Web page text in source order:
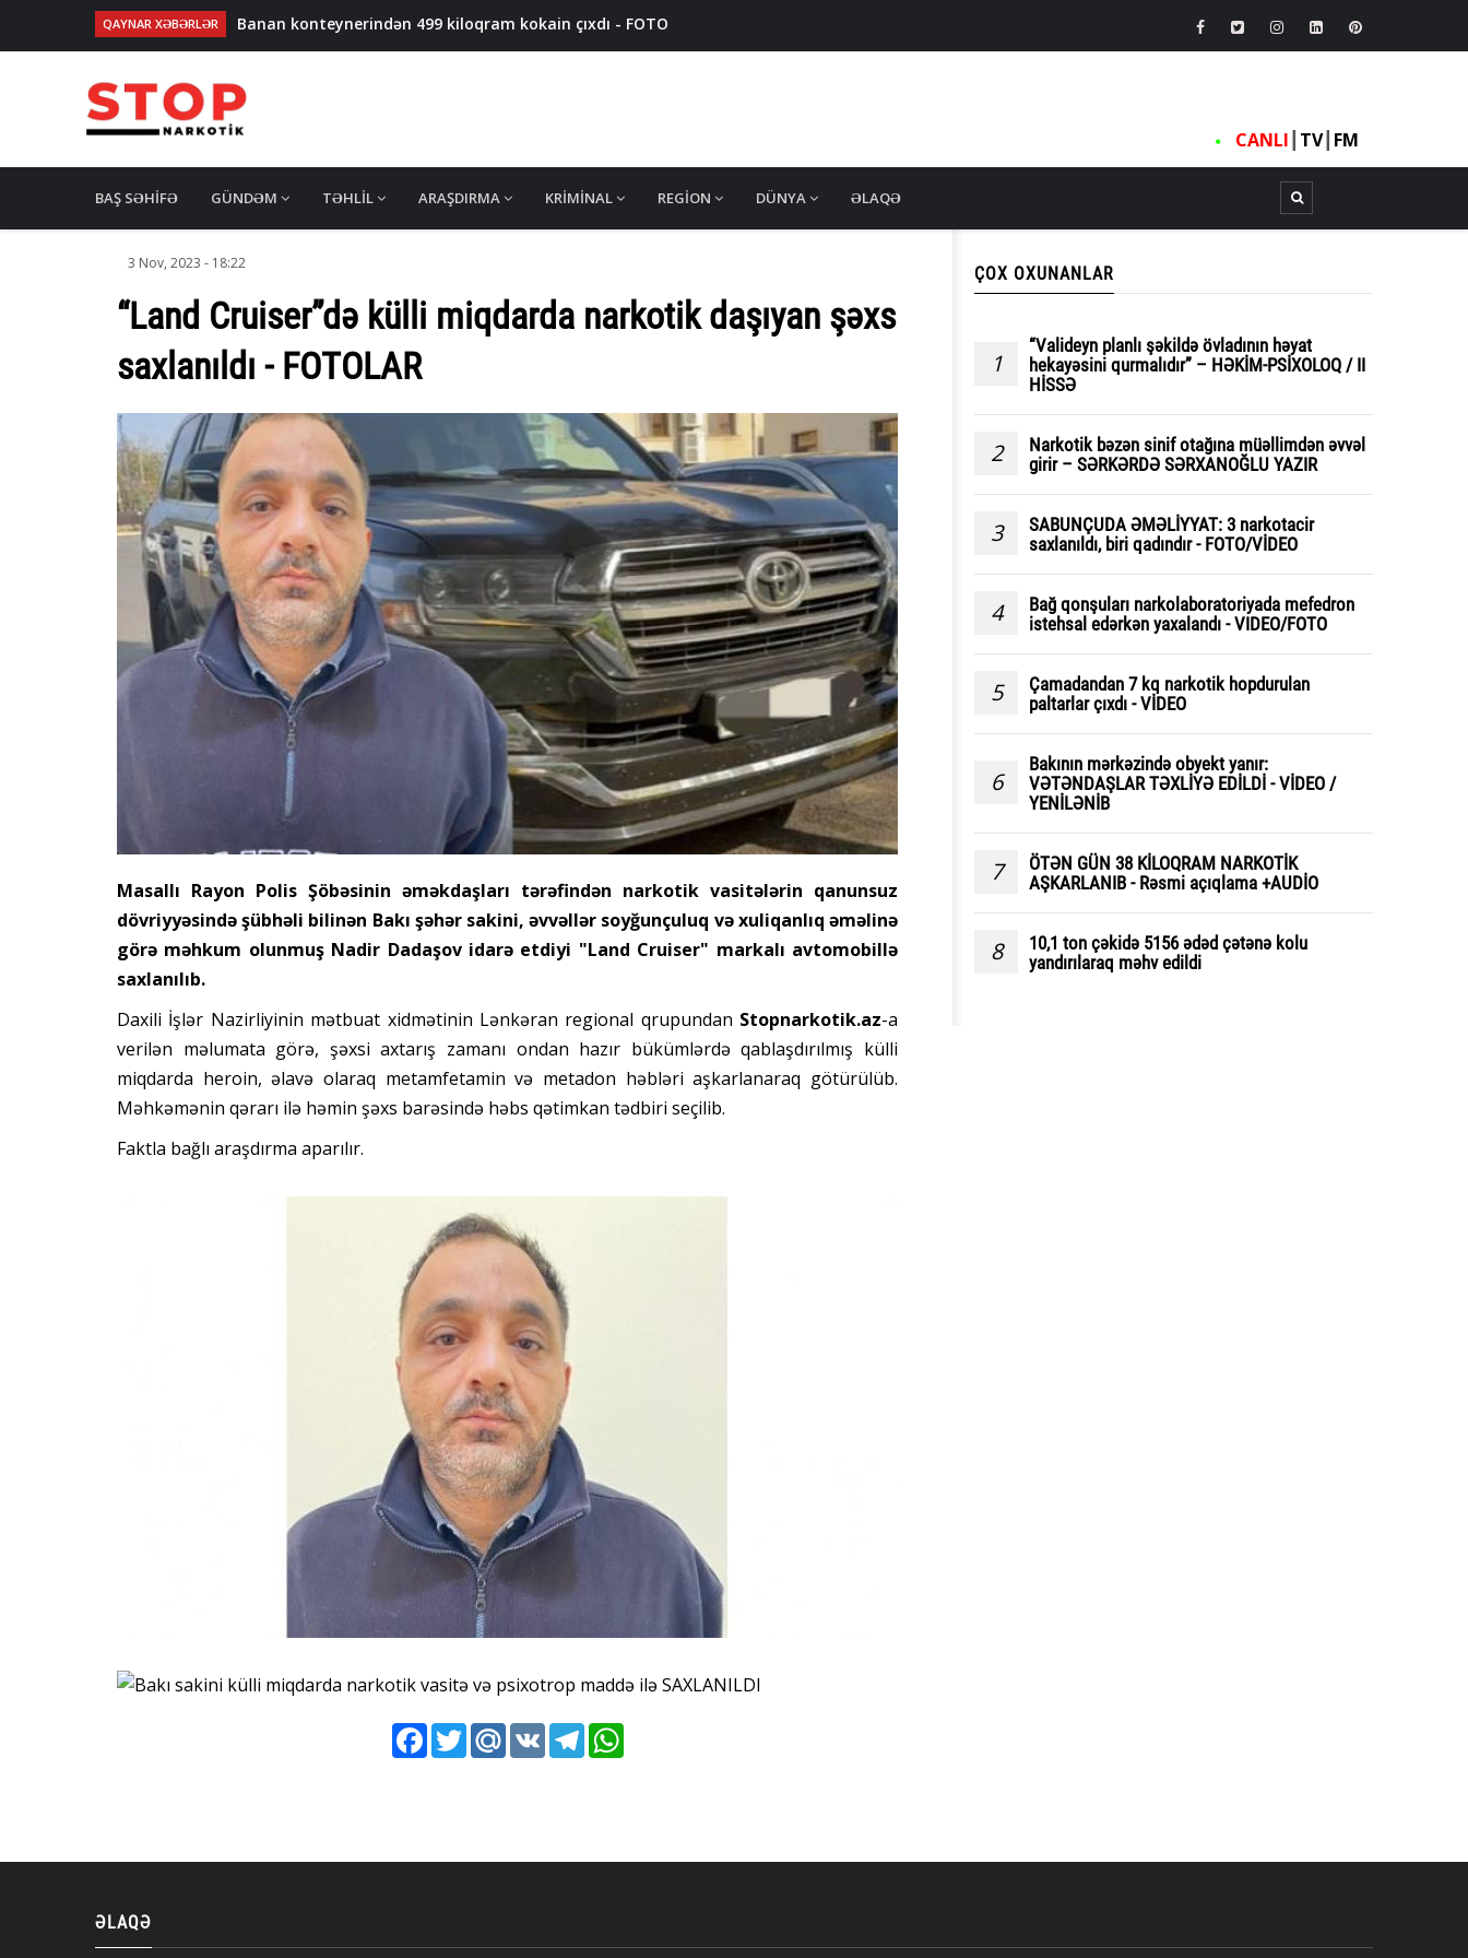
QAYNAR XƏBƏRLƏR
Banan konteynerindən 499 kiloqram kokain çıxdı - FOTO
NARKOTRİK ŞƏBƏKƏSİ DAĞIDILDI: 57 nəfər saxlanıldı, 11 ton həşiş müsadirə olundu
İspaniyada narkotik tacirləri və insan alverçiləri ələ keçdi - VİDEO
Kokain düzəldən "kimyagər" həbs edildi - FOTO
CANLI TV┃ FM
NAVIGATION
BAŞ SƏHIFƏ GÜNDƏM TƏHLIL ARAŞDIRMA KRIMINAL REGION DÜNYA ƏLAQƏ
3 Nov, 2023 - 18:22
“Land Cruiser”də külli miqdarda narkotik daşıyan şəxs
saxlanıldı - FOTOLAR
Masallı Rayon Polis Şöbəsinin əməkdaşları tərəfindən narkotik vasitələrin qanunsuz
dövriyyəsində şübhəli bilinən Bakı şəhər sakini, əvvəllər soyğunçuluq və xuliqanlıq əməlinə
görə məhkum olunmuş Nadir Dadaşov idarə etdiyi "Land Cruiser" markalı avtomobillə
saxlanılıb.
Daxili İşlər Nazirliyinin mətbuat xidmətinin Lənkəran regional qrupundan Stopnarkotik.az-a
verilən məlumata görə, şəxsi axtarış zamanı ondan hazır bükümlərdə qablaşdırılmış külli
miqdarda heroin, əlavə olaraq metamfetamin və metadon həbləri aşkarlanaraq götürülüb.
Məhkəmənin qərarı ilə həmin şəxs barəsində həbs qətimkan tədbiri seçilib.
Faktla bağlı araşdırma aparılır.
FacebookTwitterMail.RuVK Telegram
ÇOX OXUNANLAR
1
“Valideyn planlı şəkildə övladının həyat
hekayəsini qurmalıdır” – HƏKİM-PSİXOLOQ / II
HİSSƏ
2
Narkotik bəzən sinif otağına müəllimdən əvvəl
girir – SƏRKƏRDƏ SƏRXANOĞLU YAZIR
3
SABUNÇUDA ƏMƏLİYYAT: 3 narkotacir
saxlanıldı, biri qadındır - FOTO/VİDEO
4
Bağ qonşuları narkolaboratoriyada mefedron
istehsal edərkən yaxalandı - VIDEO/FOTO
5
Çamadandan 7 kq narkotik hopdurulan
paltarlar çıxdı - VİDEO
6
Bakının mərkəzində obyekt yanır:
VƏTƏNDAŞLAR TƏXLİYƏ EDİLDİ - VİDEO /
YENİLƏNİB
7
ÖTƏN GÜN 38 KİLOQRAM NARKOTİK
AŞKARLANIB - Rəsmi açıqlama +AUDİO
8
10,1 ton çəkidə 5156 ədəd çətənə kolu
yandırılaraq məhv edildi
ƏLAQƏ